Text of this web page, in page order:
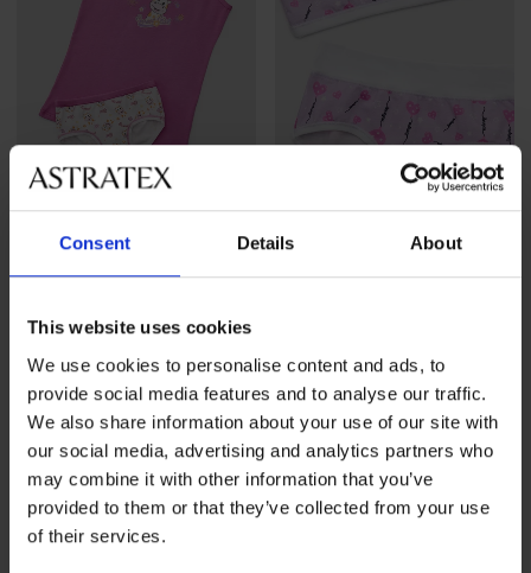
Consent Details About
This website uses cookies
We use cookies to personalise content and ads, to
provide social media features and to analyse our traffic.
We also share information about your use of our site with
our social media, advertising and analytics partners who
may combine it with other information that you’ve
provided to them or that they’ve collected from your use
of their services.
KOMPLET Podkoszulek
Girl
KOMPLET Podkoszulek i
LIMITED